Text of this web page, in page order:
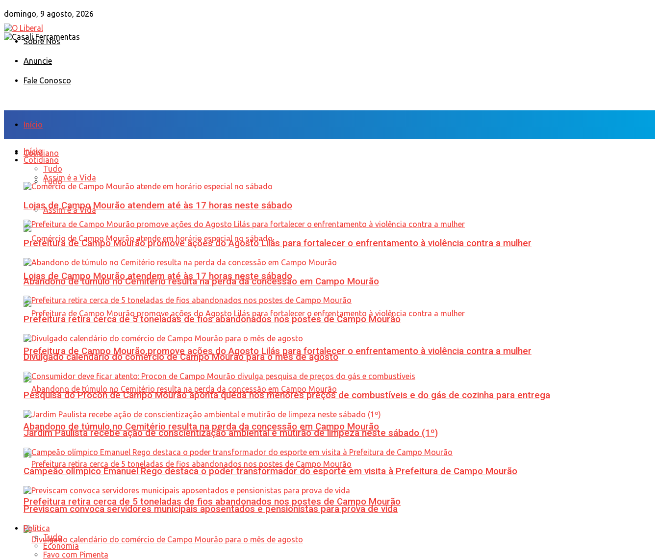
domingo, 9 agosto, 2026
Sobre Nós
Anuncie
Fale Conosco
Início
Cotidiano
Tudo
Assim é a Vida
Lojas de Campo Mourão atendem até às 17 horas neste sábado
Prefeitura de Campo Mourão promove ações do Agosto Lilás para fortalecer o enfrentamento à violência contra a mulher
Abandono de túmulo no Cemitério resulta na perda da concessão em Campo Mourão
Prefeitura retira cerca de 5 toneladas de fios abandonados nos postes de Campo Mourão
Início
Cotidiano
Tudo
Assim é a Vida
Lojas de Campo Mourão atendem até às 17 horas neste sábado
Prefeitura de Campo Mourão promove ações do Agosto Lilás para fortalecer o enfrentamento à violência contra a mulher
Abandono de túmulo no Cemitério resulta na perda da concessão em Campo Mourão
Prefeitura retira cerca de 5 toneladas de fios abandonados nos postes de Campo Mourão
Divulgado calendário do comércio de Campo Mourão para o mês de agosto
Pesquisa do Procon de Campo Mourão aponta queda nos menores preços de combustíveis e do gás de cozinha para entrega
Jardim Paulista recebe ação de conscientização ambiental e mutirão de limpeza neste sábado (1º)
Campeão olímpico Emanuel Rego destaca o poder transformador do esporte em visita à Prefeitura de Campo Mourão
Previscam convoca servidores municipais aposentados e pensionistas para prova de vida
Política
Tudo
Economia
Favo com Pimenta